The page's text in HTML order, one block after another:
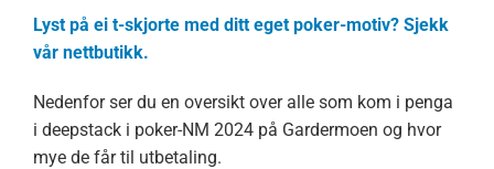
Lyst på ei t-skjorte med ditt eget poker-motiv? Sjekk
vår nettbutikk.
Nedenfor ser du en oversikt over alle som kom i penga
i deepstack i poker-NM 2024 på Gardermoen og hvor
mye de får til utbetaling.